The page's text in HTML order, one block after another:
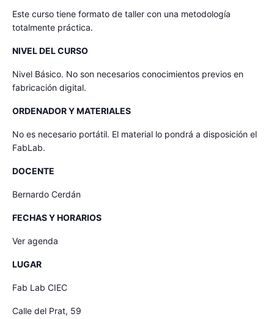
Este curso tiene formato de taller con una metodología
totalmente práctica.
NIVEL DEL CURSO
Nivel Básico. No son necesarios conocimientos previos en
fabricación digital.
ORDENADOR Y MATERIALES
No es necesario portátil. El material lo pondrá a disposición el
FabLab.
DOCENTE
Bernardo Cerdán
FECHAS Y HORARIOS
Ver agenda
LUGAR
Fab Lab CIEC
Calle del Prat, 59